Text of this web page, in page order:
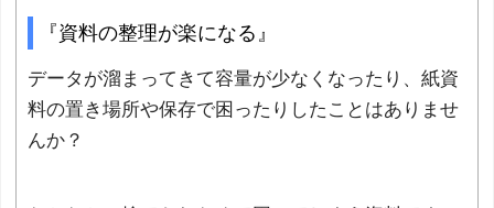
『資料の整理が楽になる』
データが溜まってきて容量が少なくなったり、紙資
料の置き場所や保存で困ったりしたことはありませ
んか？